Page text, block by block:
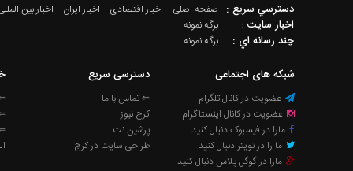
دسترسي سريع : صفحه اصلی اخبار اقتصادی اخبار ایران اخبار بین
اخبار سایت : برگه نمونه
چند رسانه اي : برگه نمونه
شبکه های اجتماعی
عضویت در کانال تلگرام
عضویت در کانال اینستاگرام
مارا در فیسبوک دنبال کنید
ما را در تویتر دنبال کنید
مارا در گوگل پلاس دنبال کنید
دسترسی سریع
⇐ تماس با ما
کرج نیوز
پرشین نت
طراحی سایت در کرج